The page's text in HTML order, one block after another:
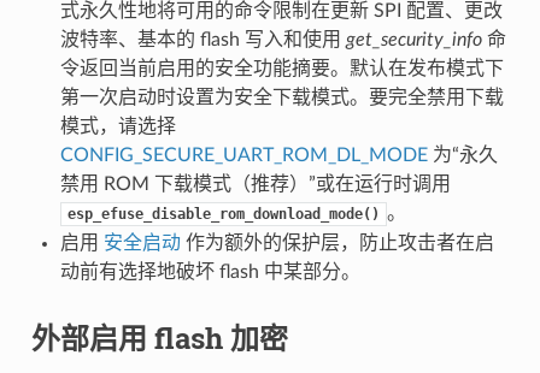
式永久性地将可用的命令限制在更新 SPI 配置、更改
波特率、基本的 flash 写入和使用 get_security_info命
令返回当前启用的安全功能摘要。默认在发布模式下
第一次启动时设置为安全下载模式。要完全禁用下载
模式，请选择
CONFIG_SECURE_UART_ROM_DL_MODE为“永久
禁用 ROM 下载模式（推荐）”或在运行时调用
esp_efuse_disable_rom_download_mode() 。
启用 安全启动作为额外的保护层，防止攻击者在启
动前有选择地破坏 flash 中某部分。
外部启用 flash 加密